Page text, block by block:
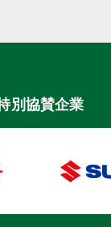
別協賛企業